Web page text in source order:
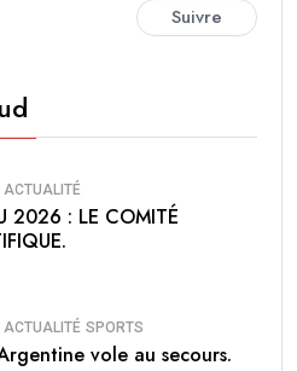
Suivre
ACTUALITÉ
2026 : LE COMITÉ
ACTUALITÉ SPORTS
vole au secours.